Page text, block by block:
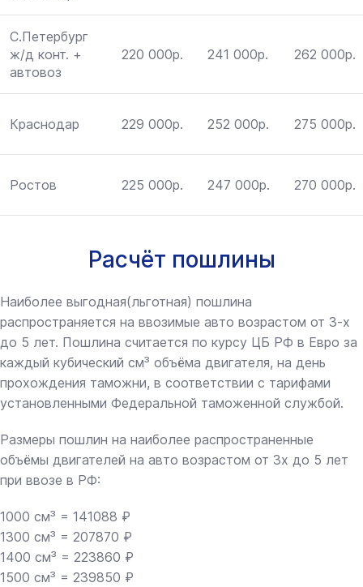
С.Петербург
ж/д конт. +
автовоз
220 000р. 241 000р. 262 000р.
Краснодар 229 000р. 252 000р. 275 000р.
Ростов 225 000р. 247 000р. 270 000р.
Расчёт пошлины
Наиболее выгодная(льготная) пошлина
распространяется на ввозимые авто возрастом от 3-х
до 5 лет. Пошлина считается по курсу ЦБ РФ в Евро за
каждый кубический см³ объёма двигателя, на день
прохождения таможни, в соответствии с тарифами
установленными Федеральной таможенной службой.
Размеры пошлин на наиболее распространенные
объёмы двигателей на авто возрастом от 3х до 5 лет
при ввозе в РФ:
1000 см³ = 141088 ₽
1300 см³ = 207870 ₽
1400 см³ = 223860 ₽
1500 см³ = 239850 ₽